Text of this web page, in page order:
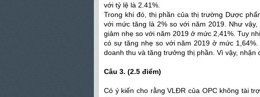
với tỷ lệ là 2.41%.
Trong khi đó, thị phần của thị trường Dược
với mức tăng là 2% so với năm 2019. Như
giảm nhẹ so với năm 2019 ở mức 2,41%. Tuy
có sự tăng nhẹ so với năm 2019 ở mức
doanh thu và tăng trưởng thị phần. Vì vậy, nhận
Câu 3. (2.5 điểm)
Có ý kiến cho rằng VLĐR của OPC không tài